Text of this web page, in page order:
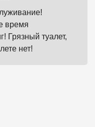
время
Грязный туалет,
нет!